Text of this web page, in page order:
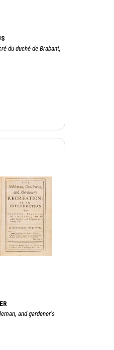
du duché de Brabant,
and gardener’s